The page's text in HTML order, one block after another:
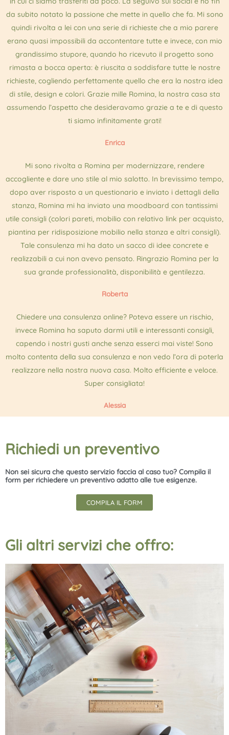
da subito notato la passione che mette in quello che fa. Mi sono
quindi rivolta a lei con una serie di richieste che a mio parere
erano quasi impossibili da accontentare tutte e invece, con mio
grandissimo stupore, quando ho ricevuto il progetto sono
rimasta a bocca aperta: è riuscita a soddisfare tutte le nostre
richieste, cogliendo perfettamente quello che era la nostra idea
di stile, design e colori. Grazie mille Romina, la nostra casa sta
assumendo l’aspetto che desideravamo grazie a te e di questo
ti siamo infinitamente grati!
Enrica
Mi sono rivolta a Romina per modernizzare, rendere
accogliente e dare uno stile al mio salotto. In brevissimo tempo,
dopo aver risposto a un questionario e inviato i dettagli della
stanza, Romina mi ha inviato una moodboard con tantissimi
utile consigli (colori pareti, mobilio con relativo link per acquisto,
piantina per ridisposizione mobilio nella stanza e altri consigli).
Tale consulenza mi ha dato un sacco di idee concrete e
realizzabili a cui non avevo pensato. Ringrazio Romina per la
sua grande professionalità, disponibilità e gentilezza.
Roberta
Chiedere una consulenza online? Poteva essere un rischio,
invece Romina ha saputo darmi utili e interessanti consigli,
capendo i nostri gusti anche senza esserci mai viste! Sono
molto contenta della sua consulenza e non vedo l’ora di poterla
realizzare nella nostra nuova casa. Molto efficiente e veloce.
Super consigliata!
Alessia
Richiedi un preventivo
Non sei sicura che questo servizio faccia al caso tuo? Compila il
form per richiedere un preventivo adatto alle tue esigenze.
COMPILA IL FORM
Gli altri servizi che offro: